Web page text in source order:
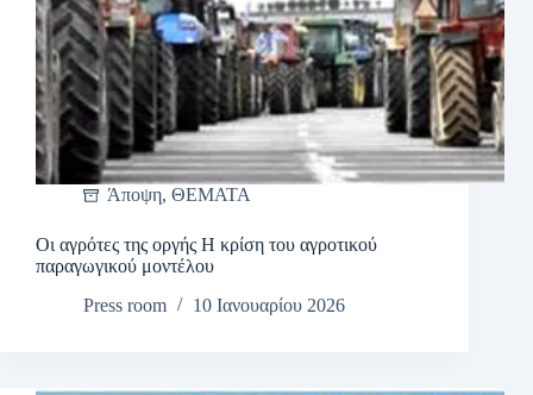
Άποψη, ΘΕΜΑΤΑ
Οι αγρότες της οργής Η κρίση του αγροτικού
παραγωγικού μοντέλου
Press room
10 Ιανουαρίου 2026